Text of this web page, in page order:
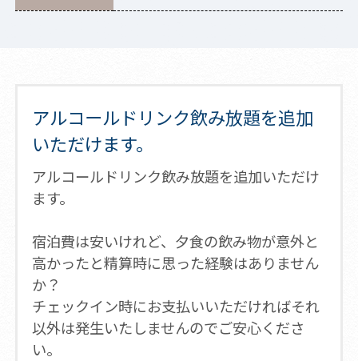
アルコールドリンク飲み放題を追加
いただけます。
アルコールドリンク飲み放題を追加いただけ
ます。
宿泊費は安いけれど、夕食の飲み物が意外と
高かったと精算時に思った経験はありません
か？
チェックイン時にお支払いいただければそれ
以外は発生いたしませんのでご安心くださ
い。